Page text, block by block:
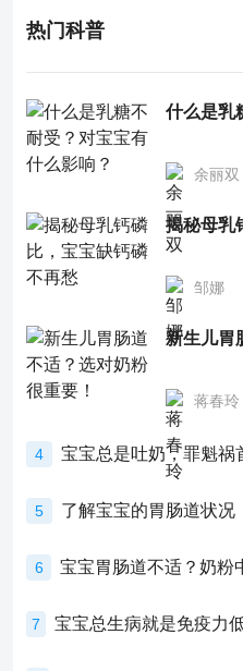
热门科普
余丽双
揭秘母乳
邹娜
新生儿胃
蒋春玲
4 宝宝总是吐奶，罪魁祸
5 了解宝宝的胃肠道状况
6
7